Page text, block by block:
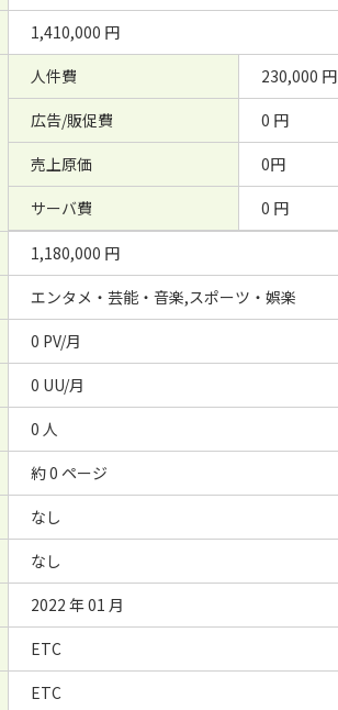
1,410,000 円
人件費
230,000 円
広告/販促費
0 円
売上原価
0円
サーバ費
0 円
1,180,000 円
エンタメ・芸能・音楽,スポーツ・娯楽
0 PV/月
0 UU/月
0 人
約 0 ページ
なし
なし
2022 年 01 月
ETC
ETC